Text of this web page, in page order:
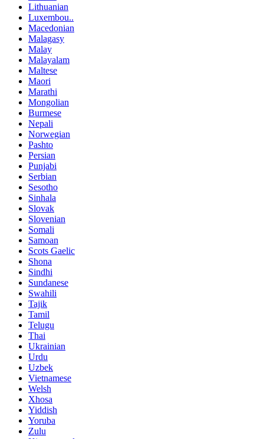
Lithuanian
Luxembou..
Macedonian
Malagasy
Malay
Malayalam
Maltese
Maori
Marathi
Mongolian
Burmese
Nepali
Norwegian
Pashto
Persian
Punjabi
Serbian
Sesotho
Sinhala
Slovak
Slovenian
Somali
Samoan
Scots Gaelic
Shona
Sindhi
Sundanese
Swahili
Tajik
Tamil
Telugu
Thai
Ukrainian
Urdu
Uzbek
Vietnamese
Welsh
Xhosa
Yiddish
Yoruba
Zulu